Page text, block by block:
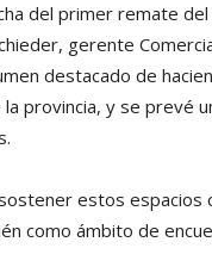
del primer remate
gerente
destacado de
provincia, y se prevé
estos espacios
como ámbito de